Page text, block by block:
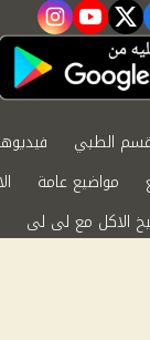
twitter
youtube
الطبي
مواضيع عامة
الاكل مع لى لى